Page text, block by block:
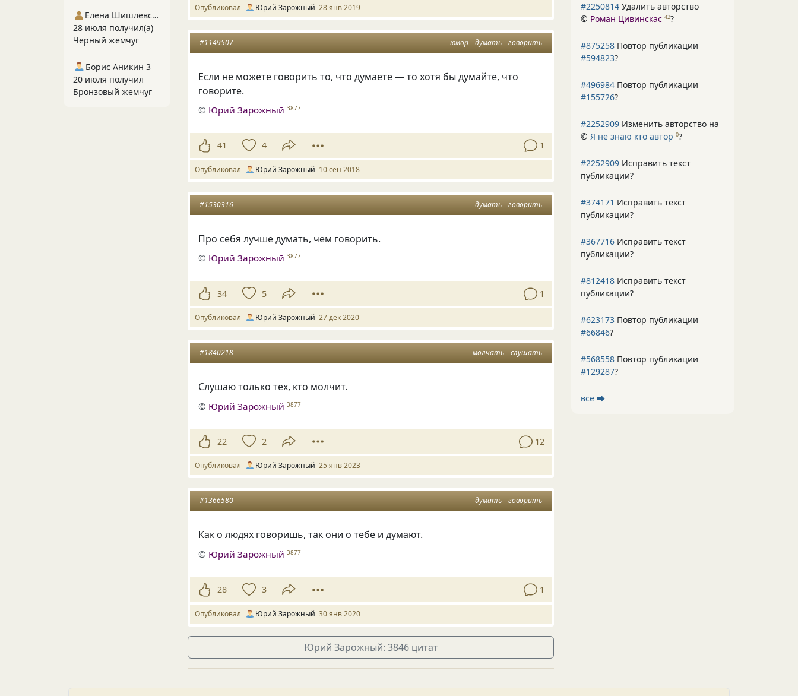
Опубликовал Юрий Зарожный 28 янв 2019
юмор думать говорить
#1149507
Если не можете говорить то, что думаете — то хотя бы думайте, что
говорите.
© Юрий Зарожный 3877
41 4 1
Опубликовал Юрий Зарожный 10 сен 2018
думать говорить
#1530316
Про себя лучше думать, чем говорить.
© Юрий Зарожный 3877
34 5 1
Опубликовал Юрий Зарожный 27 дек 2020
молчать слушать
#1840218
Слушаю только тех, кто молчит.
© Юрий Зарожный 3877
22 2 12
Опубликовал Юрий Зарожный 25 янв 2023
думать говорить
#1366580
Как о людях говоришь, так они о тебе и думают.
© Юрий Зарожный 3877
28 3 1
Опубликовал Юрий Зарожный 30 янв 2020
Юрий Зарожный: 3846 цитат
#2250814 Удалить авторство
© Роман Цивинскас 42?
#875258 Повтор публикации
#594823?
#496984 Повтор публикации
#155726?
#2252909 Изменить авторство на
© Я не знаю кто автор 0?
#2252909 Исправить текст
публикации?
#374171 Исправить текст
публикации?
#367716 Исправить текст
публикации?
#812418 Исправить текст
публикации?
#623173 Повтор публикации
#66846?
#568558 Повтор публикации
#129287?
все ⮕
Елена Шишлевская
28 июля получил(а)
Черный жемчуг
Борис Аникин 3
20 июля получил
Бронзовый жемчуг